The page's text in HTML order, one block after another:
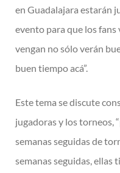
en Guadalajara estarán
evento para que los
vengan no sólo verán
buen tiempo acá”.
Este tema se discute
jugadoras y los torneos,
semanas seguidas de
semanas seguidas, ellas